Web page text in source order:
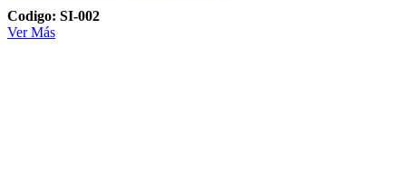
Codigo: SI-002
Ver Más